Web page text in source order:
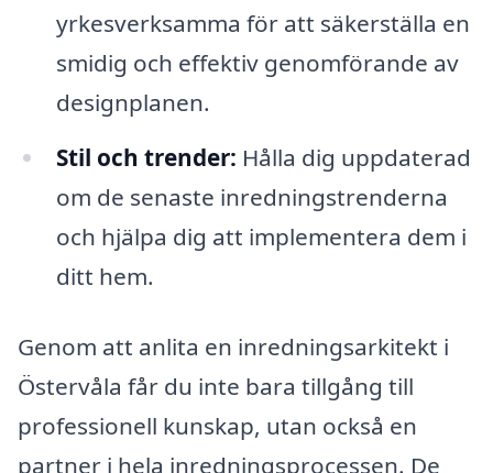
yrkesverksamma för att säkerställa en
smidig och effektiv genomförande av
designplanen.
Stil och trender: Hålla dig uppdaterad
om de senaste inredningstrenderna
och hjälpa dig att implementera dem i
ditt hem.
Genom att anlita en inredningsarkitekt i
Östervåla får du inte bara tillgång till
professionell kunskap, utan också en
partner i hela inredningsprocessen. De